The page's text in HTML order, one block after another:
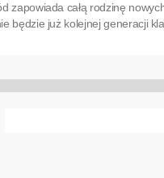
zapowiada całą rodzinę
będzie już kolejnej generacji